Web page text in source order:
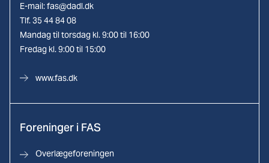
E-mail:fas@dadl.dk
Tlf. 35 44 84 08
Mandag til torsdag kl. 9:00 til 16:00
Fredag kl. 9:00 til 15:00
www.fas.dk
Foreninger i FAS
Overlægeforeningen